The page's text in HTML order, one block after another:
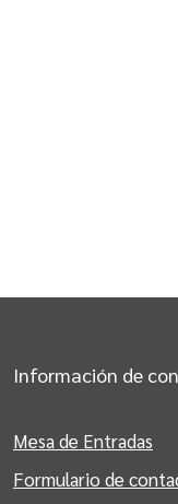
Información de
Mesa de Entradas
Formulario de